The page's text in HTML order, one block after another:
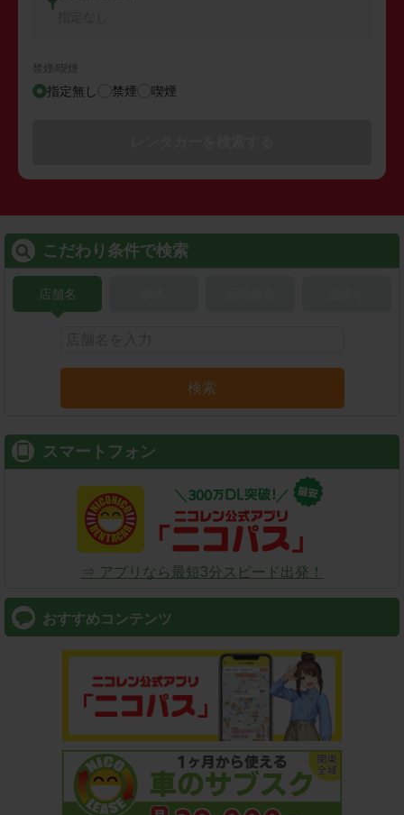
禁煙/喫煙
指定無し 禁煙 喫煙
こだわり条件で検索
店舗名
検索
スマートフォン
⇒ アプリなら最短3分スピード出発！
おすすめコンテンツ